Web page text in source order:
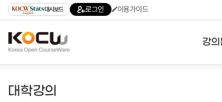
기
기
기
content)
가
대시보드 로그인 이용가이드
강
대학강의